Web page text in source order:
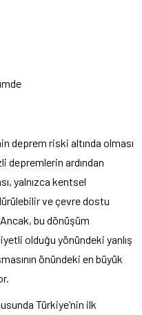
deprem riski altında olması
depremlerin ardından
yalnızca kentsel
ve çevre dostu
Ancak, bu dönüşüm
olduğu yönündeki yanlış
önündeki en büyük
Türkiye’nin ilk